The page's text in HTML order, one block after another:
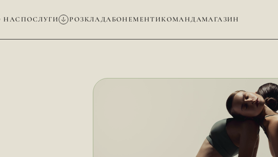
НАС ПОСЛУГИ РОЗКЛАДАБОНЕМЕНТИКОМАНДАМАГАЗИН